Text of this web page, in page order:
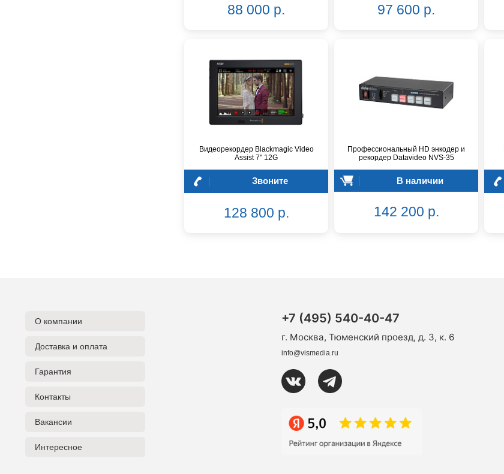
Gewa
Godin
GreenBean
Hora
INVOTONE
88 000 р. 97 600 р.
Видеорекордер Blackmagic Video
Assist 7" 12G
Звоните
128 800 р.
Профессиональный HD энкодер и
рекордер Datavideo NVS-35
В наличии
142 200 р.
О компании
Доставка и оплата
Гарантия
Контакты
Вакансии
Интересное
+7 (495) 540-40-47
г. Москва, Тюменский проезд, д. 3, к. 6
info@vismedia.ru